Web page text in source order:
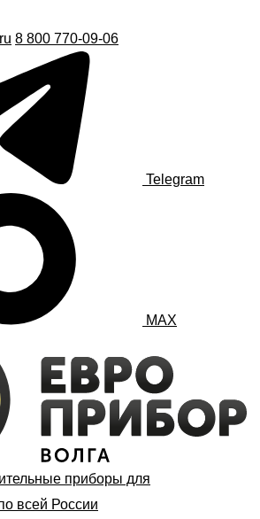
8 800 770-09-06
Telegram
MAX
приборы для
всей России